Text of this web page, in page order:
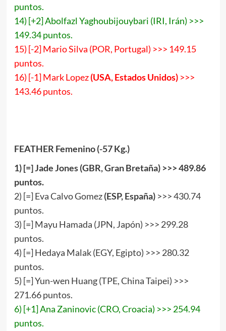
puntos.
14) [+2] Abolfazl Yaghoubijouybari (IRI, Irán) >>>
149.34 puntos.
15) [-2] Mario Silva (POR, Portugal) >>> 149.15
puntos.
16) [-1] Mark Lopez(USA, Estados Unidos)>>>
143.46 puntos.
FEATHER Femenino (-57 Kg.)
1) [=] Jade Jones (GBR, Gran Bretaña) >>>489.86
puntos.
2) [=] Eva Calvo Gomez(ESP, España) >>> 430.74
puntos.
3) [=] Mayu Hamada (JPN, Japón) >>> 299.28
puntos.
4) [=] Hedaya Malak (EGY, Egipto) >>> 280.32
puntos.
5) [=] Yun-wen Huang (TPE, China Taipei) >>>
271.66 puntos.
6) [+1] Ana Zaninovic (CRO, Croacia) >>> 254.94
puntos.